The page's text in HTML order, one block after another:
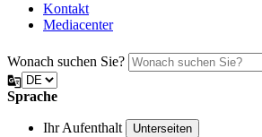
Kontakt
Mediacenter
Wonach suchen Sie?
Sprache
Ihr Aufenthalt Unterseiten